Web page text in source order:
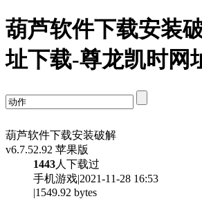
葫芦软件下载安装
址下载-尊龙凯时网
葫芦软件下载安装破解
v6.7.52.92 苹果版
1443人下载过
手机游戏|2021-11-28 16:53
|1549.92 bytes